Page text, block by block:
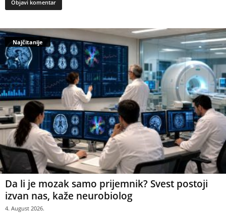
Najčitanije
Da li je mozak samo prijemnik? Svest postoji
izvan nas, kaže neurobiolog
4. August 2026.